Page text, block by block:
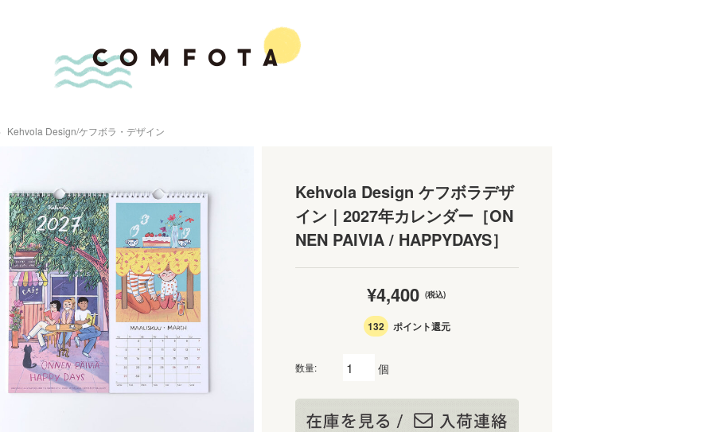
Kehvola Design/ケフボラ・デザイン
Kehvola Design ケフボラデザ
イン｜2027年カレンダー［ON
NEN PAIVIA / HAPPYDAYS］
¥4,400 (税込)
132 ポイント還元
数量: 個